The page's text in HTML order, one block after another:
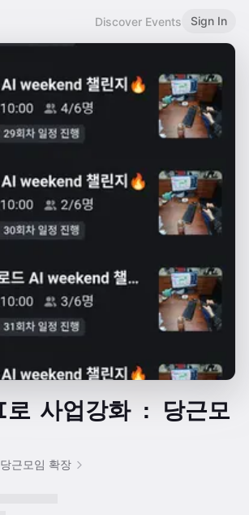
Discover Events Sign In
사업강화 : 당근모
근모임 확장